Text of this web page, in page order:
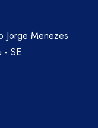
Jorge Menezes
- SE